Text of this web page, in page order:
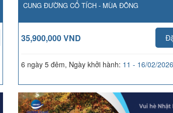
CUNG ĐƯỜNG CỔ TÍCH - MÙA ĐÔNG
35,900,000 VND
6 ngày 5 đêm, Ngày khởi hành: 11 - 16/02/2026